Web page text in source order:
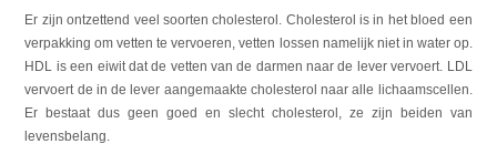
Er zijn ontzettend veel soorten cholesterol. Cholesterol is in het bloed een
verpakking om vetten te vervoeren, vetten lossen namelijk niet in water op.
HDL is een eiwit dat de vetten van de darmen naar de lever vervoert. LDL
vervoert de in de lever aangemaakte cholesterol naar alle lichaamscellen.
Er bestaat dus geen goed en slecht cholesterol, ze zijn beiden van
levensbelang.